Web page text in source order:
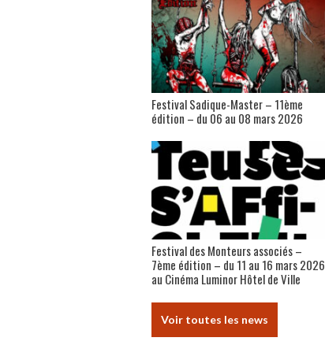
Festival Sadique-Master – 11ème
édition – du 06 au 08 mars 2026
Festival des Monteurs associés –
7ème édition – du 11 au 16 mars 2026
au Cinéma Luminor Hôtel de Ville
Voir toutes les news